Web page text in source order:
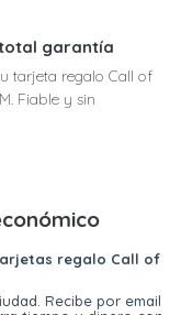
garantía
tarjeta regalo Call of
Fiable y sin
regalo Call of
Recibe por email